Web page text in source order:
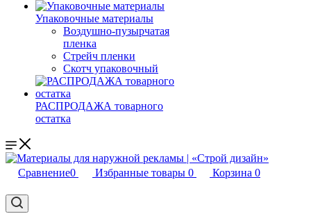
Упаковочные материалы
Воздушно-пузырчатая
пленка
Стрейч пленки
Скотч упаковочный
РАСПРОДАЖА товарного
остатка
Сравнение0 Избранные товары 0 Корзина 0